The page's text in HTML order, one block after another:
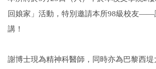
回娘家」活動，特別邀請本所98級校友——
講！
謝博士現為精神科醫師，同時亦為巴黎西